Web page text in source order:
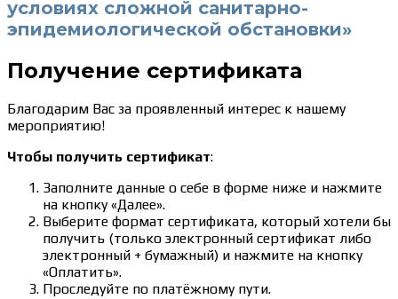
условиях сложной санитарно-
эпидемиологической обстановки»
Получение сертификата
Благодарим Вас за проявленный интерес к нашему
мероприятию!
Чтобы получить сертификат:
Заполните данные о себе в форме ниже и нажмите
на кнопку «Далее».
Выберите формат сертификата, который хотели бы
получить (только электронный сертификат либо
электронный + бумажный) и нажмите на кнопку
«Оплатить».
Проследуйте по платёжному пути.